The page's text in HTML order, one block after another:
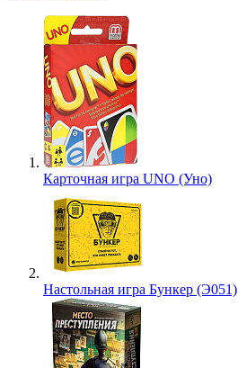
Карточная игра UNO (Уно)
Настольная игра Бункер (Э051)